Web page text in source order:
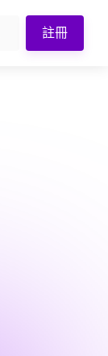
註冊